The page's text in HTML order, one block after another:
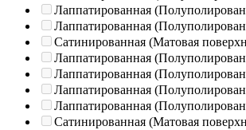
Лаппатированная
Лаппатированная
Сатинированная (Матовая
Лаппатированная
Лаппатированная
Лаппатированная
Лаппатированная
Сатинированная (Матовая